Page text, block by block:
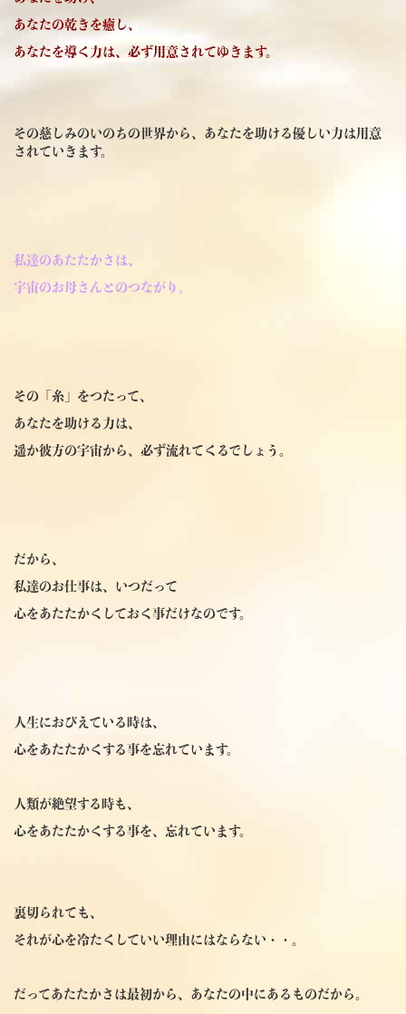
あなたの乾きを癒し、
あなたを導く力は、必ず用意されてゆきます。
その慈しみのいのちの世界から、あなたを助ける優しい力は用意
されていきます。
私達のあたたかさは、
宇宙のお母さんとのつながり。
その「糸」をつたって、
あなたを助ける力は、
遥か彼方の宇宙から、必ず流れてくるでしょう。
だから、
私達のお仕事は、いつだって
心をあたたかくしておく事だけなのです。
人生におびえている時は、
心をあたたかくする事を忘れています。
人類が絶望する時も、
心をあたたかくする事を、忘れています。
裏切られても、
それが心を冷たくしていい理由にはならない・・。
だってあたたかさは最初から、あなたの中にあるものだから。